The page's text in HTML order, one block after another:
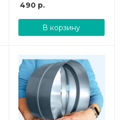
490р.
В корзину